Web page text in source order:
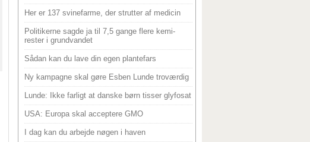
Her er 137 svinefarme, der strutter af medicin
Politikerne sagde ja til 7,5 gange flere kemi-
rester i grundvandet
Sådan kan du lave din egen plantefars
Ny kampagne skal gøre Esben Lunde troværdig
Lunde: Ikke farligt at danske børn tisser glyfosat
USA: Europa skal acceptere GMO
I dag kan du arbejde nøgen i haven